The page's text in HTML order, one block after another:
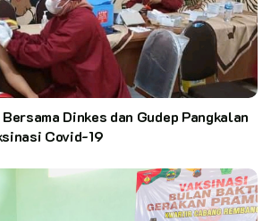
Dinkes dan Gudep Pangkalan
Covid-19